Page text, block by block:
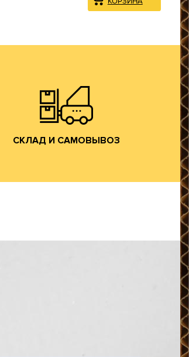
СКЛАД И САМОВЫВОЗ
СКЛАД И
САМОВЫВОЗ
производится со склада
на трассе М-7).